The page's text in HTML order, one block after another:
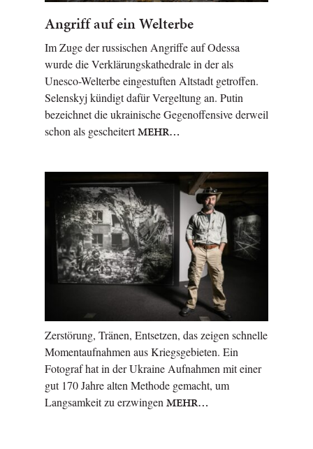
Angriff auf ein Welterbe
Im Zuge der russischen Angriffe auf Odessa
wurde die Verklärungskathedrale in der als
Unesco-Welterbe eingestuften Altstadt getroffen.
Selenskyj kündigt dafür Vergeltung an. Putin
bezeichnet die ukrainische Gegenoffensive derweil
schon als gescheitertMEHR…
Zerstörung, Tränen, Entsetzen, das zeigen schnelle
Momentaufnahmen aus Kriegsgebieten. Ein
Fotograf hat in der Ukraine Aufnahmen mit einer
gut 170 Jahre alten Methode gemacht, um
Langsamkeit zu erzwingen MEHR…